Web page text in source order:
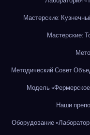
Мастерские:
Мастерские:
Методический Совет
Модель «Фермерское
Наши
Оборудование